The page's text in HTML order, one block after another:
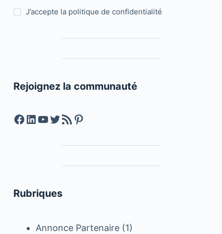
J’accepte la politique de confidentialité
Rejoignez la communauté
Facebook
LinkedIn
YouTube
Twitter
Feed RSSPinterest
Rubriques
Annonce Partenaire(1)